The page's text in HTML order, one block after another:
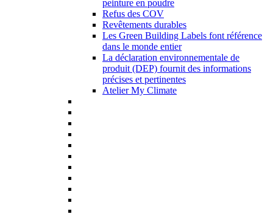
peinture en poudre
Refus des COV
Revêtements durables
Les Green Building Labels font référence
dans le monde entier
La déclaration environnementale de
produit (DEP) fournit des informations
précises et pertinentes
Atelier My Climate